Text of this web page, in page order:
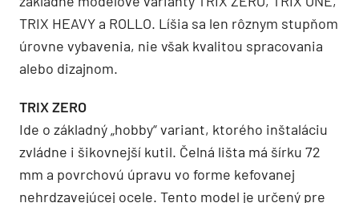
TRIX HEAVY a ROLLO. Líšia sa len rôznym stupňom
úrovne vybavenia, nie však kvalitou spracovania
alebo dizajnom.
TRIX ZERO
Ide o základný „hobby“ variant, ktorého inštaláciu
zvládne i šikovnejší kutil. Čelná lišta má šírku 72
mm a povrchovú úpravu vo forme kefovanej
nehrdzavejúcej ocele. Tento model je určený pre